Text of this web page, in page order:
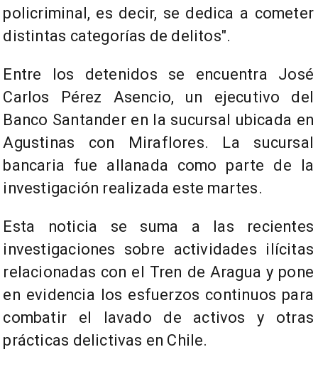
policriminal, es decir, se dedica a cometer
distintas categorías de delitos".
Entre los detenidos se encuentra José
Carlos Pérez Asencio, un ejecutivo del
Banco Santander en la sucursal ubicada en
Agustinas con Miraflores. La sucursal
bancaria fue allanada como parte de la
investigación realizada este martes.
Esta noticia se suma a las recientes
investigaciones sobre actividades ilícitas
relacionadas con el Tren de Aragua y pone
en evidencia los esfuerzos continuos para
combatir el lavado de activos y otras
prácticas delictivas en Chile.